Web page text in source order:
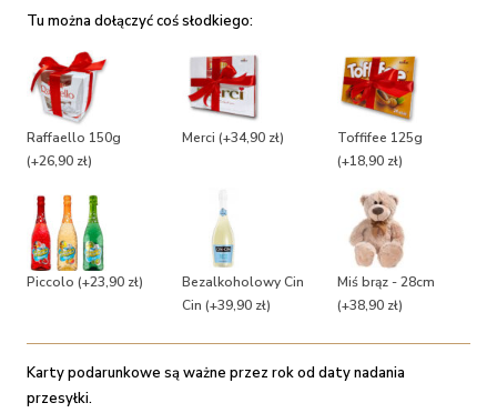
Tu można dołączyć coś słodkiego:
Raffaello 150g
(+26,90 zł)
Merci (+34,90 zł)
Toffifee 125g
(+18,90 zł)
Piccolo (+23,90 zł)
Bezalkoholowy Cin
Cin (+39,90 zł)
Miś brąz - 28cm
(+38,90 zł)
Karty podarunkowe są ważne przez rok od daty nadania
przesyłki.